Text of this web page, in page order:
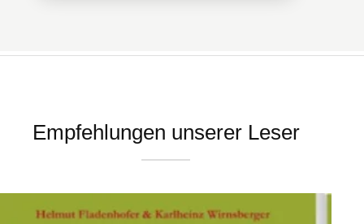
Empfehlungen unserer Leser